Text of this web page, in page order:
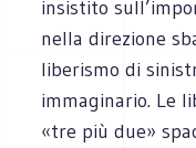
insistito
nella direzione
liberismo di
immaginario. Le
«tre più due»